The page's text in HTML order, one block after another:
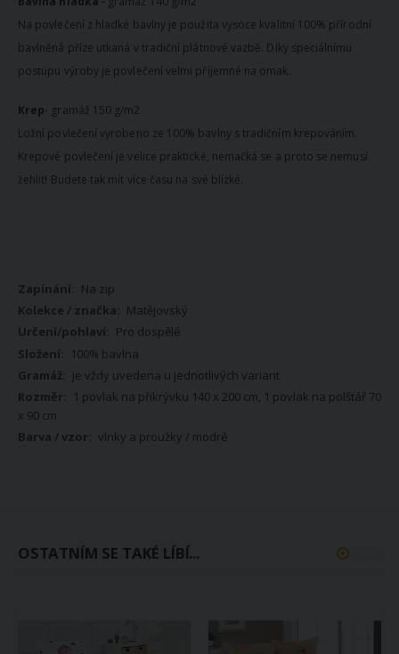
Na povlečení z hladké bavlny je použita vysoce kvalitní 100% přírodní
bavlněná příze utkaná v tradiční plátnové vazbě. Díky speciálnímu
postupu výroby je povlečení velmi příjemné na omak.
Krep- gramáž 150 g/m2
Ložní povlečení vyrobeno ze 100% bavlny s tradičním krepováním.
Krepové povlečení je velice praktické, nemačká se a proto se nemusí
žehlit! Budete tak mít více času na své blízké.
Více
informací
Na zip
Matějovský
Pro dospělé
100% bavlna
je vždy uvedena u jednotlivých variant
1 povlak na přikrývku 140 x 200 cm, 1 povlak na polštář 70
x 90 cm
vlnky a proužky / modré
OSTATNÍM SE TAKÉ LÍBÍ...